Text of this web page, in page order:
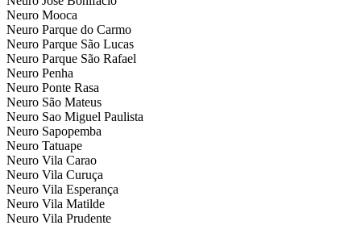
Neuro Mooca
Neuro Parque do Carmo
Neuro Parque São Lucas
Neuro Parque São Rafael
Neuro Penha
Neuro Ponte Rasa
Neuro São Mateus
Neuro Sao Miguel Paulista
Neuro Sapopemba
Neuro Tatuape
Neuro Vila Carao
Neuro Vila Curuça
Neuro Vila Esperança
Neuro Vila Matilde
Neuro Vila Prudente